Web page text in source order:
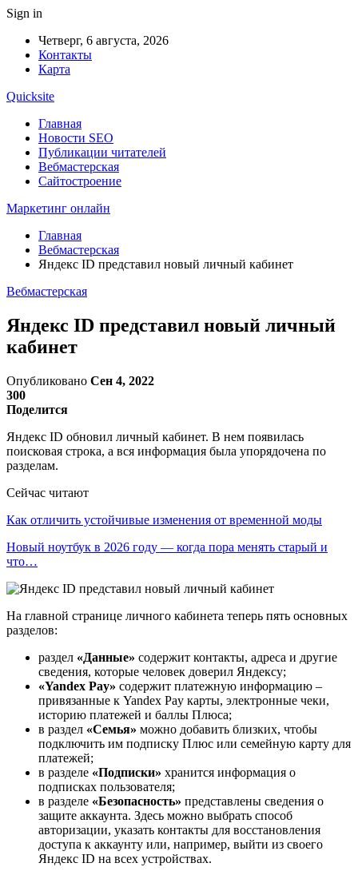
Sign in
Четверг, 6 августа, 2026
Контакты
Карта
Quicksite
Главная
Новости SEO
Публикации читателей
Вебмастерская
Сайтостроение
Маркетинг онлайн
Главная
Вебмастерская
Яндекс ID представил новый личный кабинет
Вебмастерская
Яндекс ID представил новый личный
кабинет
Опубликовано Сен 4, 2022
300
Поделится
Яндекс ID обновил личный кабинет. В нем появилась
поисковая строка, а вся информация была упорядочена по
разделам.
Сейчас читают
Как отличить устойчивые изменения от временной моды
Новый ноутбук в 2026 году — когда пора менять старый и
что…
На главной странице личного кабинета теперь пять основных
разделов:
раздел «Данные» содержит контакты, адреса и другие
сведения, которые человек доверил Яндексу;
«Yandex Pay» содержит платежную информацию –
привязанные к Yandex Pay карты, электронные чеки,
историю платежей и баллы Плюса;
в раздел «Семья» можно добавить близких, чтобы
подключить им подписку Плюс или семейную карту для
платежей;
в разделе «Подписки» хранится информация о
подписках пользователя;
в разделе «Безопасность» представлены сведения о
защите аккаунта. Здесь можно выбрать способ
авторизации, указать контакты для восстановления
доступа к аккаунту или, например, выйти из своего
Яндекс ID на всех устройствах.